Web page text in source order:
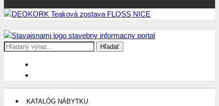
Stavajsnami.sk
Stavebníctvo, stavby, byty, domy a všetko o nich
Search
KATALÓG NÁBYTKU